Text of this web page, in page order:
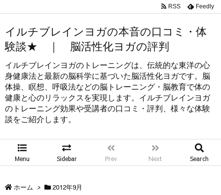
イルチブレインヨガの本音の口コミ・体
験談★ ｜ 脳活性化ヨガの評判
イルチブレインヨガのトレーニングは、伝統的な東洋の心
身健康法と最新の脳科学に基づいた脳活性化ヨガです。脳
体操、瞑想、呼吸法などの脳トレーニング・脳教育で体の
健康と心のリラックスを実現します。イルチブレインヨガ
のトレーニング効果や受講者の口コミ・評判、様々な体験
談をご紹介します。
Menu Sidebar Prev Next Search
RSS Feedly
ホーム > 2012年9月